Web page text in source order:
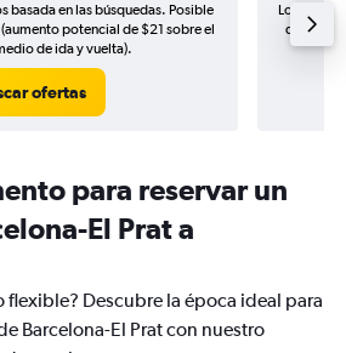
basada en las búsquedas. Posible
potencial de $21 sobre el
de ida y vuelta).
ofertas
Los
de
para reservar un
El Prat a
flexible? Descubre la época ideal para
Barcelona-El Prat con nuestro